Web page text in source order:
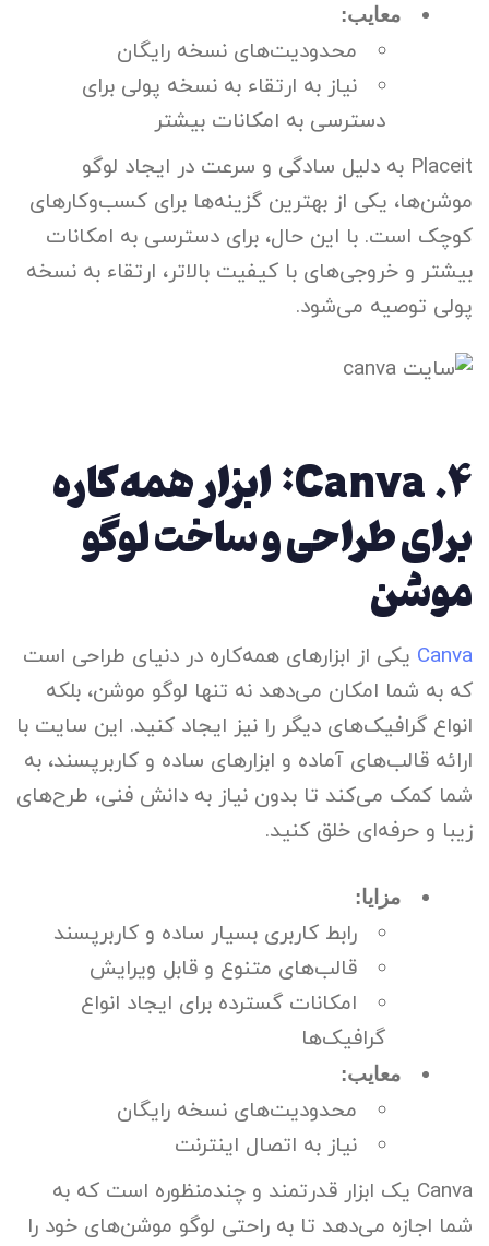
معایب:
محدودیت‌های نسخه رایگان
نیاز به ارتقاء به نسخه پولی برای
دسترسی به امکانات بیشتر
Placeit به دلیل سادگی و سرعت در ایجاد لوگو
موشن‌ها، یکی از بهترین گزینه‌ها برای کسب‌وکارهای
کوچک است. با این حال، برای دسترسی به امکانات
بیشتر و خروجی‌های با کیفیت بالاتر، ارتقاء به نسخه
پولی توصیه می‌شود.
4. Canva: ابزار همه‌کاره
برای طراحی و ساخت لوگو
موشن
Canva یکی از ابزارهای همه‌کاره در دنیای طراحی است
که به شما امکان می‌دهد نه تنها لوگو موشن، بلکه
انواع گرافیک‌های دیگر را نیز ایجاد کنید. این سایت با
ارائه قالب‌های آماده و ابزارهای ساده و کاربرپسند، به
شما کمک می‌کند تا بدون نیاز به دانش فنی، طرح‌های
زیبا و حرفه‌ای خلق کنید.
مزایا:
رابط کاربری بسیار ساده و کاربرپسند
قالب‌های متنوع و قابل ویرایش
امکانات گسترده برای ایجاد انواع
گرافیک‌ها
معایب:
محدودیت‌های نسخه رایگان
نیاز به اتصال اینترنت
Canva یک ابزار قدرتمند و چندمنظوره است که به
شما اجازه می‌دهد تا به راحتی لوگو موشن‌های خود را